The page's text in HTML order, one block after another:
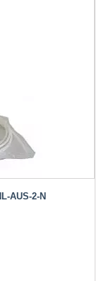
AUS-2-N